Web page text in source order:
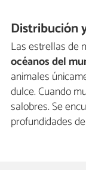
Distribución
Las estrellas de
océanos del
animales
dulce. Cuando
salobres. Se
profundidades